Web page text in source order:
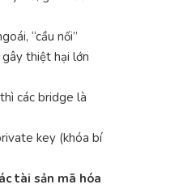
“cầu nối”
thiệt hại lớn
các bridge là
key (khóa bí
tài sản mã hóa